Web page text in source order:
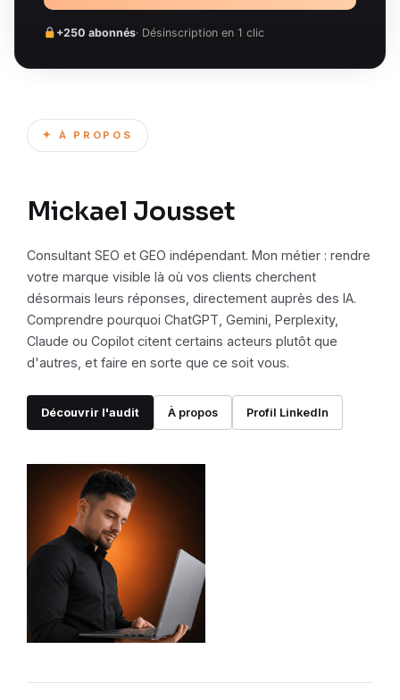
+250 abonnés· Désinscription en 1 clic
✦ À PROPOS
Mickael Jousset
Consultant SEO et GEO indépendant. Mon métier : rendre
votre marque visible là où vos clients cherchent
désormais leurs réponses, directement auprès des IA.
Comprendre pourquoi ChatGPT, Gemini, Perplexity,
Claude ou Copilot citent certains acteurs plutôt que
d'autres, et faire en sorte que ce soit vous.
Découvrir l'audit À propos Profil LinkedIn